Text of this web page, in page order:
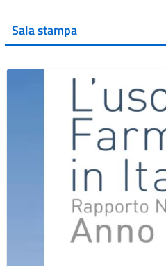
Sala stampa